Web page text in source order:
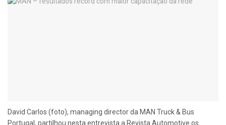
David Carlos (foto), managing director da MAN Truck & Bus
Portugal, partilhou nesta entrevista a Revista Automotive os